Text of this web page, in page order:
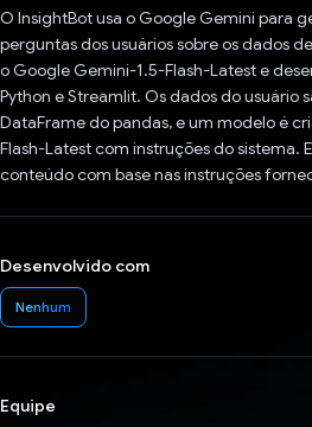
O InsightBot usa o Google Gemini para
perguntas dos usuários sobre os dados
o Google Gemini-1.5-Flash-Latest e
Python e Streamlit. Os dados do usuário
DataFrame do pandas, e um modelo é
Flash-Latest com instruções do sistema.
conteúdo com base nas instruções
Desenvolvido com
Nenhum
Equipe